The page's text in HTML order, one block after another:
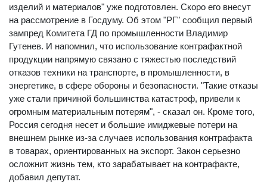
изделий и материалов" уже подготовлен. Скоро его внесут
на рассмотрение в Госдуму. Об этом "РГ" сообщил первый
зампред Комитета ГД по промышленности Владимир
Гутенев. И напомнил, что использование контрафактной
продукции напрямую связано с тяжестью последствий
отказов техники на транспорте, в промышленности, в
энергетике, в сфере обороны и безопасности. "Такие отказы
уже стали причиной большинства катастроф, привели к
огромным материальным потерям", - сказал он. Кроме того,
Россия сегодня несет и большие имиджевые потери на
внешнем рынке из-за случаев использования контрафакта
в товарах, ориентированных на экспорт. Закон серьезно
осложнит жизнь тем, кто зарабатывает на контрафакте,
добавил депутат.